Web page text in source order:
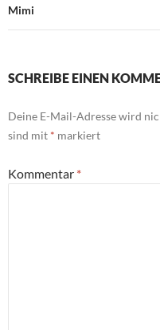
Mimi
SCHREIBE EINEN
Deine E-Mail-Adresse wird
sind mit * markiert
Kommentar *